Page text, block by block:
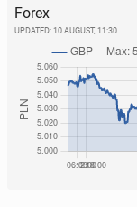
Forex
UPDATED: 10 AUGUST, 11:30